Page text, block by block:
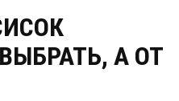
А ОТ